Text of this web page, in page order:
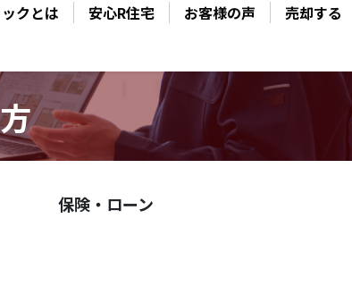
クとは 安心R住宅 お客様の声 売却する
保険・ローン